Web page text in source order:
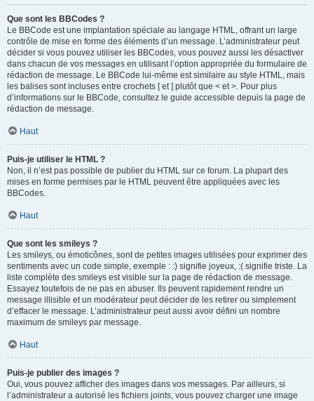
Que sont les BBCodes ?
Le BBCode est une implantation spéciale au langage HTML, offrant un large
contrôle de mise en forme des éléments d’un message. L’administrateur peut
décider si vous pouvez utiliser les BBCodes, vous pouvez aussi les désactiver
dans chacun de vos messages en utilisant l’option appropriée du formulaire de
rédaction de message. Le BBCode lui-même est similaire au style HTML, mais
les balises sont incluses entre crochets [ et ] plutôt que < et >. Pour plus
d’informations sur le BBCode, consultez le guide accessible depuis la page de
rédaction de message.
Haut
Puis-je utiliser le HTML ?
Non, il n’est pas possible de publier du HTML sur ce forum. La plupart des
mises en forme permises par le HTML peuvent être appliquées avec les
BBCodes.
Haut
Que sont les smileys ?
Les smileys, ou émoticônes, sont de petites images utilisées pour exprimer des
sentiments avec un code simple, exemple : :) signifie joyeux, :( signifie triste. La
liste complète des smileys est visible sur la page de rédaction de message.
Essayez toutefois de ne pas en abuser. Ils peuvent rapidement rendre un
message illisible et un modérateur peut décider de les retirer ou simplement
d’effacer le message. L’administrateur peut aussi avoir défini un nombre
maximum de smileys par message.
Haut
Puis-je publier des images ?
Oui, vous pouvez afficher des images dans vos messages. Par ailleurs, si
l’administrateur a autorisé les fichiers joints, vous pouvez charger une image